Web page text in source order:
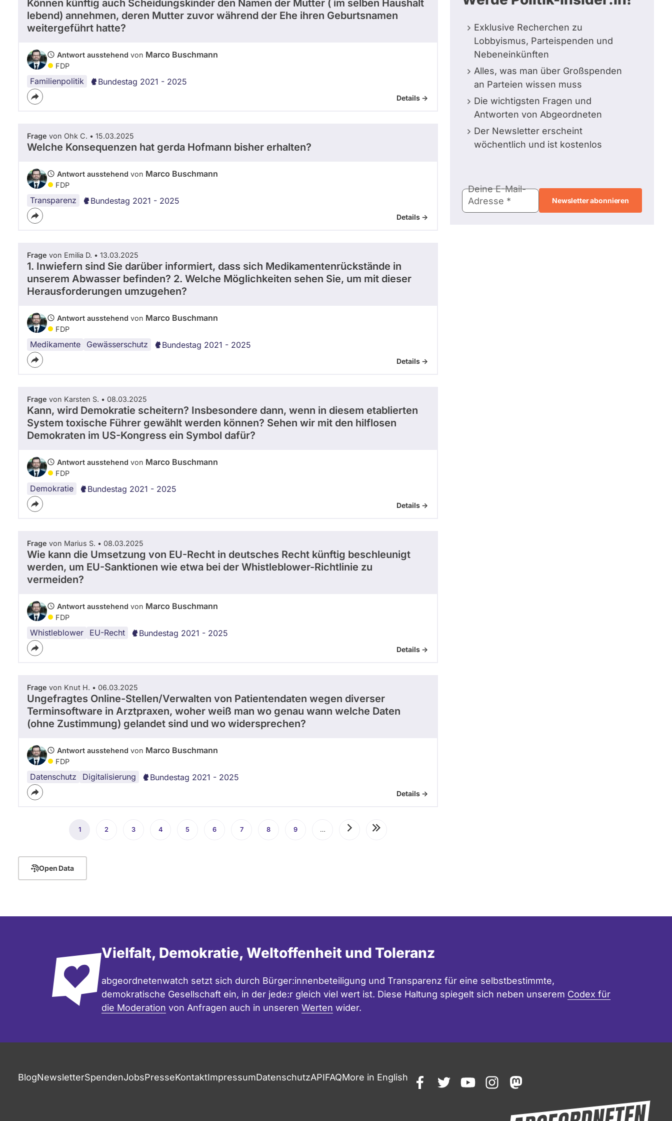
n
M
d
F
o
i
n
u
a
a
l
a
Können künftig auch Scheidungskinder den Namen der Mutter ( im selben Haushalt
lebend) annehmen, deren Mutter zuvor während der Ehe ihren Geburtsnamen
weitergeführt hatte?
Antwort ausstehend von Marco Buschmann
FDP
Familienpolitik Bundestag 2021 - 2025
Details ->
Frage von Ohk C. • 15.03.2025
Welche Konsequenzen hat gerda Hofmann bisher erhalten?
Antwort ausstehend von Marco Buschmann
FDP
Transparenz Bundestag 2021 - 2025
Details ->
Frage von Emilia D. • 13.03.2025
1. Inwiefern sind Sie darüber informiert, dass sich Medikamentenrückstände in
unserem Abwasser befinden? 2. Welche Möglichkeiten sehen Sie, um mit dieser
Herausforderungen umzugehen?
Antwort ausstehend von Marco Buschmann
FDP
Medikamente Gewässerschutz Bundestag 2021 - 2025
Details ->
Frage von Karsten S. • 08.03.2025
Kann, wird Demokratie scheitern? Insbesondere dann, wenn in diesem etablierten
System toxische Führer gewählt werden können? Sehen wir mit den hilflosen
Demokraten im US-Kongress ein Symbol dafür?
Antwort ausstehend von Marco Buschmann
FDP
Demokratie Bundestag 2021 - 2025
Details ->
Frage von Marius S. • 08.03.2025
Wie kann die Umsetzung von EU-Recht in deutsches Recht künftig beschleunigt
werden, um EU-Sanktionen wie etwa bei der Whistleblower-Richtlinie zu
vermeiden?
Antwort ausstehend von Marco Buschmann
FDP
Whistleblower EU-Recht Bundestag 2021 - 2025
Details ->
Frage von Knut H. • 06.03.2025
Ungefragtes Online-Stellen/Verwalten von Patientendaten wegen diverser
Terminsoftware in Arztpraxen, woher weiß man wo genau wann welche Daten
(ohne Zustimmung) gelandet sind und wo widersprechen?
Antwort ausstehend von Marco Buschmann
FDP
Datenschutz Digitalisierung
Elektronische
Patientenakte
Bundestag 2021 - 2025
Details ->
Seitennummerierung
Aktuelle
1 Seite
2 Seite
3 Seite
4 Seite
5 Seite
6 Seite
7 Seite
8 Seite
9 … NächsteLetzte
Exklusive Recherchen zu
Lobbyismus, Parteispenden und
Nebeneinkünften
Alles, was man über Großspenden
an Parteien wissen muss
Die wichtigsten Fragen und
Antworten von Abgeordneten
Der Newsletter erscheint
wöchentlich und ist kostenlos
Mail-
Adresse
Deine E-Mail-
Adresse
Open Data
Vielfalt, Demokratie, Weltoffenheit und Toleranz
abgeordnetenwatch setzt sich durch Bürger:innenbeteiligung und Transparenz für eine selbstbestimmte,
demokratische Gesellschaft ein, in der jede:r gleich viel wert ist. Diese Haltung spiegelt sich neben unserem Codex für
die Moderation von Anfragen auch in unseren Werten wider.
BlogNewsletterSpendenJobsPresseKontaktImpressumDatenschutzAPIFAQMore in English
facebooktwitteryoutubeinstagrammastodon